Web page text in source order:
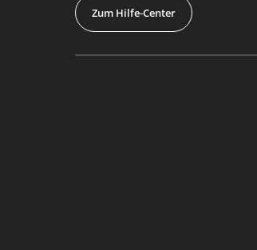
Zum Hilfe-Center